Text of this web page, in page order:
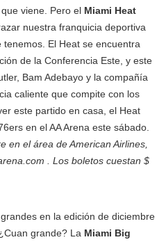
viene. Pero el Miami Heat
nuestra franquicia deportiva
El Heat se encuentra
de la Conferencia Este, y este
Bam Adebayo y la compañía
caliente que compite con los
este partido en casa, el Heat
en el AA Arena este sábado.
en el área de American Airlines,
. Los boletos cuestan $
en la edición de diciembre
grande? La Miami Big